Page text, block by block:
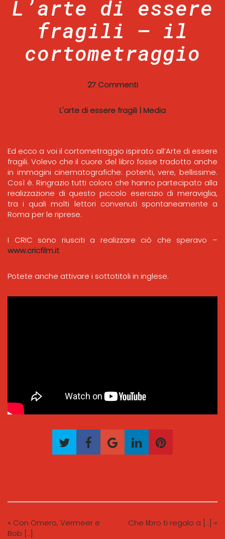
L’arte di essere
fragili – il
cortometraggio
27 Commenti
L'arte di essere fragili | Media
Ed ecco a voi il cortometraggio ispirato all’Arte di essere
fragili. Volevo che il cuore del libro fosse tradotto anche
in immagini cinematografiche: potenti, vere, bellissime.
Così è. Ringrazio tutti coloro che hanno partecipato alla
realizzazione di questo piccolo esercizio di meraviglia,
tra i quali molti lettori convenuti spontaneamente a
Roma per le riprese.
I CRIC sono riusciti a realizzare ciò che speravo –
www.cricfilm.it
Potete anche attivare i sottotitoli in inglese.
« Con Omero, Vermeer e
Bob [..]
Che libro ti regalo a [..] »